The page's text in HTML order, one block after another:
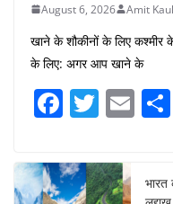
August 6, 2026 Amit Kaul
खाने के शौकीनों के लिए कश्मीर
के लिए: अगर आप खाने के
F
c
e
T
itt
er
E